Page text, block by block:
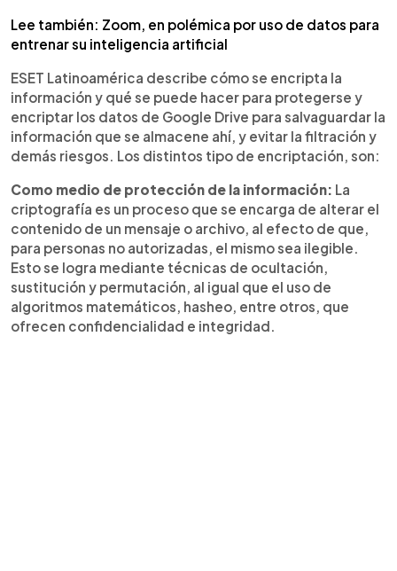
Lee también: Zoom, en polémica por uso de datos para
entrenar su inteligencia artificial
ESET Latinoamérica describe cómo se encripta la
información y qué se puede hacer para protegerse y
encriptar los datos de Google Drive para salvaguardar la
información que se almacene ahí, y evitar la filtración y
demás riesgos. Los distintos tipo de encriptación, son:
Como medio de protección de la información: La
criptografía es un proceso que se encarga de alterar el
contenido de un mensaje o archivo, al efecto de que,
para personas no autorizadas, el mismo sea ilegible.
Esto se logra mediante técnicas de ocultación,
sustitución y permutación, al igual que el uso de
algoritmos matemáticos, hasheo, entre otros, que
ofrecen confidencialidad e integridad.